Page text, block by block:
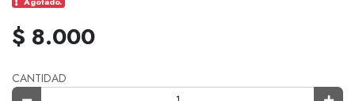
$ 8.000
CANTIDAD